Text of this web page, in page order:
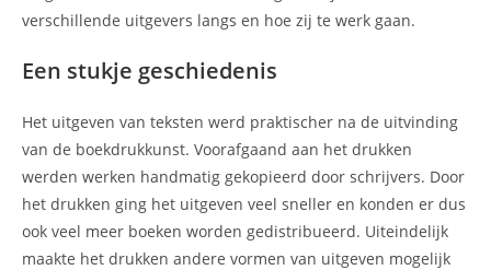
verschillende uitgevers langs en hoe zij te werk gaan.
Een stukje geschiedenis
Het uitgeven van teksten werd praktischer na de uitvinding
van de boekdrukkunst. Voorafgaand aan het drukken
werden werken handmatig gekopieerd door schrijvers. Door
het drukken ging het uitgeven veel sneller en konden er dus
ook veel meer boeken worden gedistribueerd. Uiteindelijk
maakte het drukken andere vormen van uitgeven mogelijk